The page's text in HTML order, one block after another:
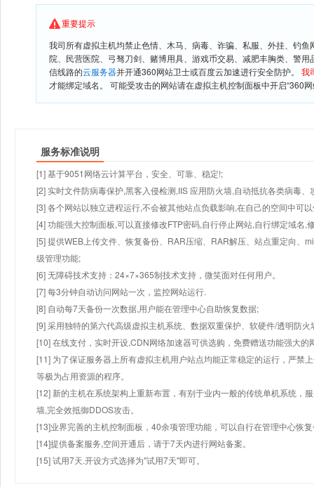
重要提示
我司所有虚拟主机均禁止色情、木马、病毒、诈骗、私服、外挂、钓
院、民营医院、弓驽刀剑、赌博用具、游戏币交易、减肥丰胸类、警
信线路的云服务器并开通360网站卫士或百度云加速进行安全防护。 我
才能绑定域名。 可能受攻击的网站请在虚拟主机控制面板中开启“360
服务标准说明
[1] 基于9051网络云计算平台，安全、可靠、稳定!;
[2] 实时文件防病毒保护,黑客入侵检测,IIS 应用防火墙,自动抵抗各类病毒、
[3] 各个网站以独立进程运行,不会被其他站点负载影响,在自己的空间中可
[4] 功能强大控制面板,可以直接修改FTP密码,自行停止网站,自行绑定域名,
[5] 提供WEB上传文件、恢复备份、RAR压缩、RAR解压、站点重定向、
级管理功能;
[6] 无障碍技术支持：24×7×365制技术支持，微笑面对任何用户。
[7] 每3分钟自动访问网站一次，监控网站运行.
[8] 自动每7天备份一次数据,用户能在管理中心自助恢复数据;
[9] 采用独特的第六代高级虚拟主机系统、数据双重保护、软硬件/透明防火
[10] 在线支付，实时开设,CDN网络加速器可供选购，免费赠送功能强大
[11] 为了保证服务器上所有虚拟主机用户站点均能正常稳定的运行，严禁
等极为占用资源的程序。
[12] 新的主机在系统架构上重新布置，有别于业内一般的传统单机系统，
墙,完全效抵御DDOS攻击。
[13]业界完善的主机控制面板，40余项管理功能，可以自行在管理中心恢
[14]提供备案服务,空间开通后，请于7天内进行网站备案。
[15] 试用7天.开设方式选择为"试用7天"即可。